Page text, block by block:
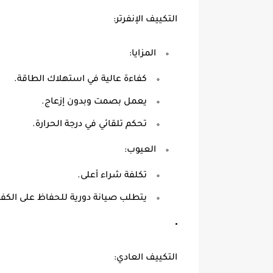
التكييف الإنفرتر:
المزايا:
كفاءة عالية في استهلاك الطاقة.
يعمل بصمت وبدون إزعاج.
تحكم تلقائي في درجة الحرارة.
العيوب:
تكلفة شراء أعلى.
يتطلب صيانة دورية للحفاظ على
التكييف العادي: